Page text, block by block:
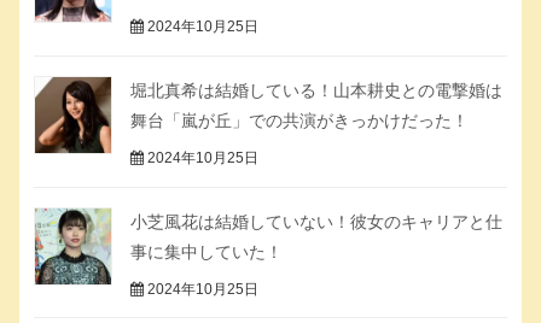
2024年10月25日
堀北真希は結婚している！山本耕史との電撃婚は
舞台「嵐が丘」での共演がきっかけだった！
2024年10月25日
小芝風花は結婚していない！彼女のキャリアと仕
事に集中していた！
2024年10月25日